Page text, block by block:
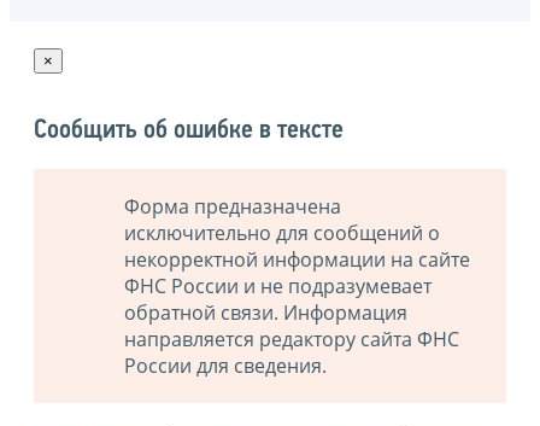
×
Сообщить об ошибке в тексте
Форма предназначена
исключительно для сообщений о
некорректной информации на сайте
ФНС России и не подразумевает
обратной связи. Информация
направляется редактору сайта ФНС
России для сведения.